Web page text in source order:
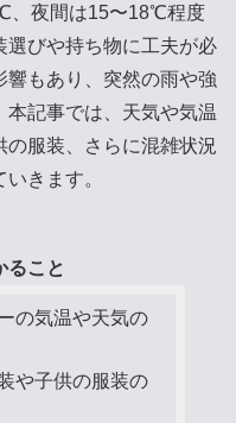
、夜間は15〜18℃程度
選びや持ち物に工夫が必
もあり、突然の雨や強
本記事では、天気や気温
服装、さらに混雑状況
きます。
ること
の気温や天気の
や子供の服装の